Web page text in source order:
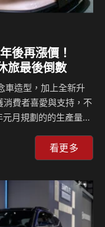
後再漲價！
旅最後倒數
車造型，加上全新升
消費者喜愛與支持，不
月規劃的的生產量。
鬆開新車、過好年。
)升級包含全速域
主力車型。然而受國
於2023年進行價格
在1~2萬元不等，這
看更多